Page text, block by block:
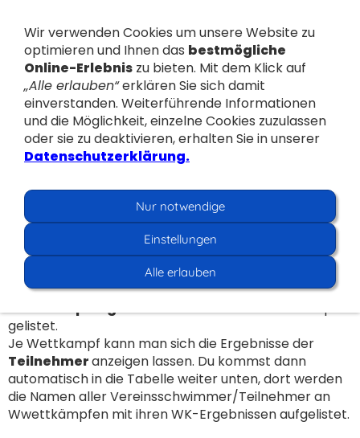
Navigation einblenden
Wettkampfergebnisse
Ergebnisse von
Wettkämpfen/Veranstaltungen
Seit Beginn der digitalen Verarbeitung von
Wettkampfergebnissensind hier alle Wettkämpfe
gelistet.
Je Wettkampf kann man sich die Ergebnisse der
Teilnehmeranzeigen lassen. Du kommst dann
automatisch in die Tabelle weiter unten, dort werden
die Namen aller Vereinsschwimmer/Teilnehmer an
Wwettkämpfen mit ihren WK-Ergebnissen aufgelistet.
Wir verwenden Cookies um unsere Website zu
optimieren und Ihnen das bestmögliche
Online-Erlebnis zu bieten. Mit dem Klick auf
„Alle erlauben“erklären Sie sich damit
einverstanden. Weiterführende Informationen
und die Möglichkeit, einzelne Cookies zuzulassen
oder sie zu deaktivieren, erhalten Sie in unserer
Datenschutzerklärung.
Nur notwendige
Einstellungen
Alle erlauben